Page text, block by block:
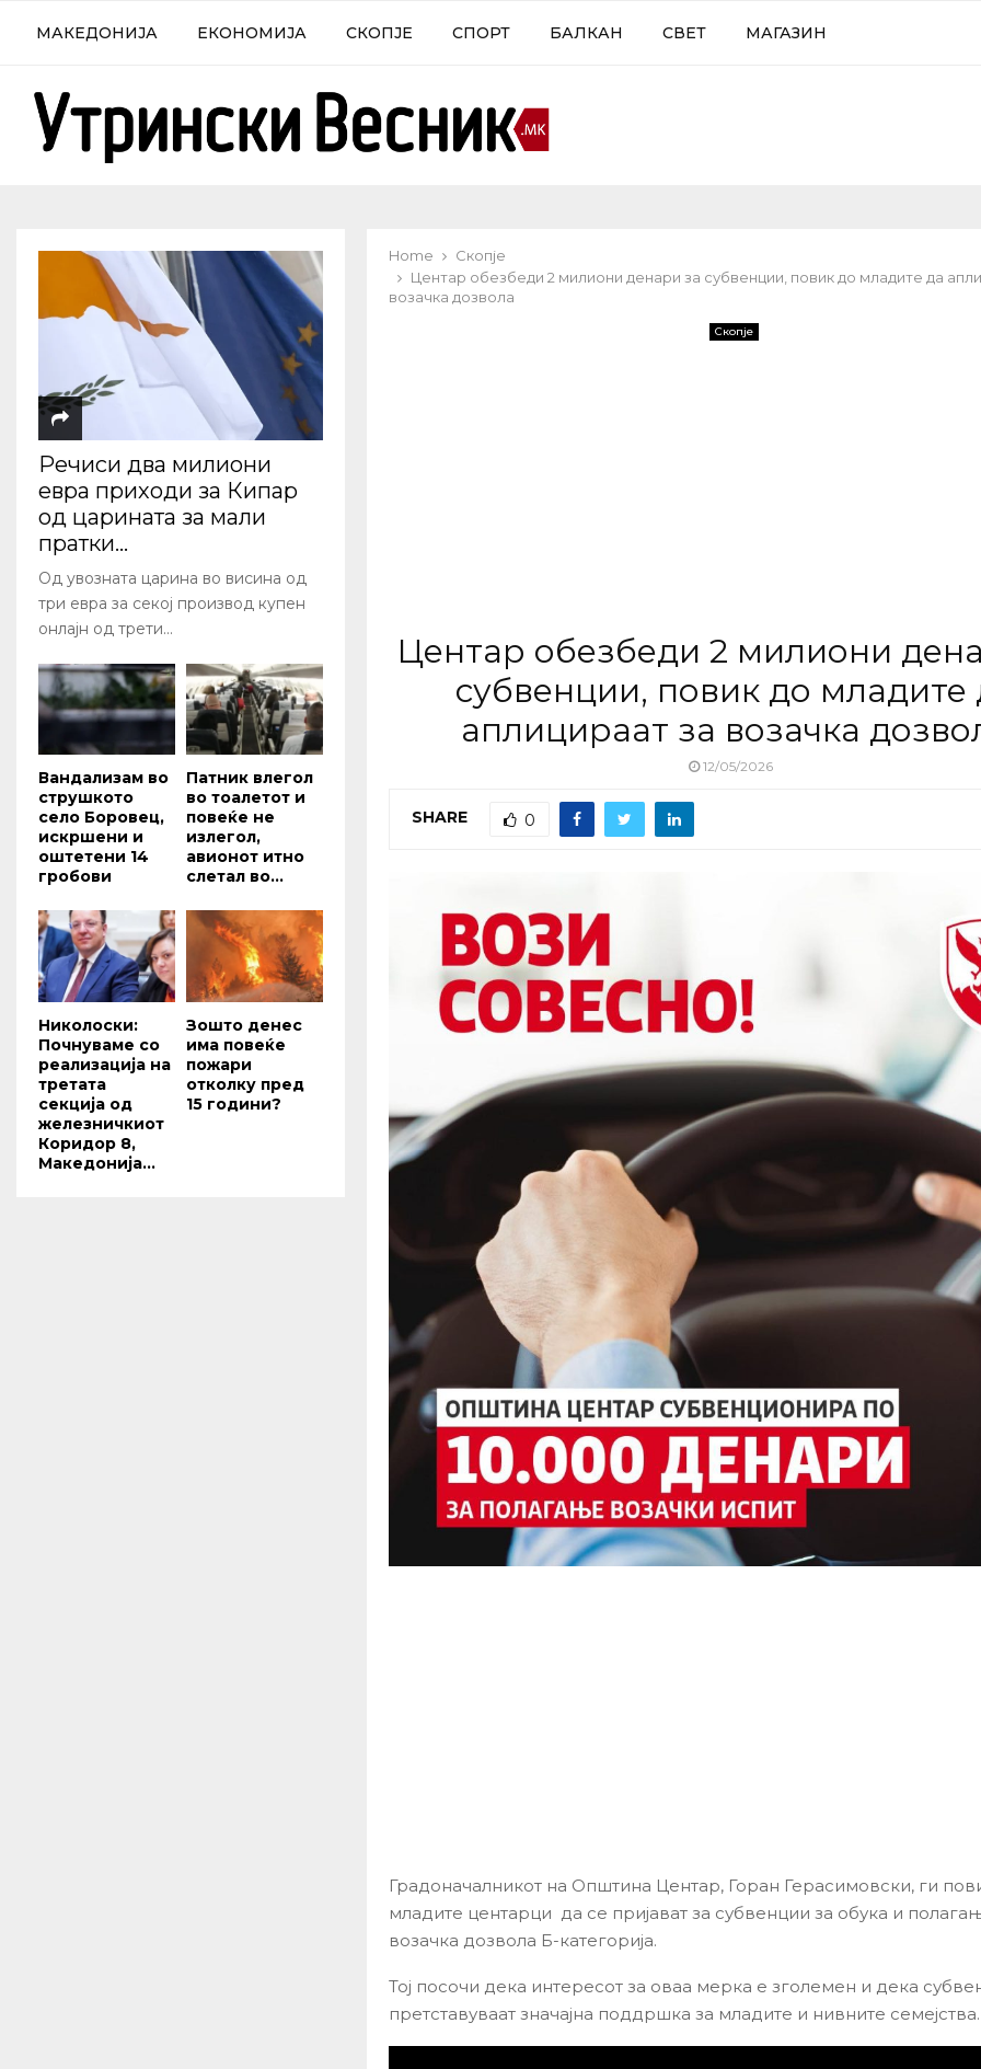
МАКЕДОНИЈА ЕКОНОМИЈА СКОПЈЕ СПОРТ БАЛКАН СВЕТ МАГАЗИН
Home
Скопје
Центар обезбеди 2 милиони денари за субвенции, повик до младите да
возачка дозвола
Скопје
Центар обезбеди 2 милиони
субвенции, повик до младите
аплицираат за возачка
12/05/2026
SHARE 0
Градоначалникот на Општина Центар, Горан Герасимовски, ги
младите центарци да се пријават за субвенции за обука и
возачка дозвола Б-категорија.
Тој посочи дека интересот за оваа мерка е зголемен и дека
претставуваат значајна поддршка за младите и нивните семејства.
Речиси два милиони
евра приходи за Кипар
од царината за мали
пратки...
Од увозната царина во висина од
три евра за секој производ купен
онлајн од трети...
Вандализам во
струшкото
село Боровец,
искршени и
оштетени 14
гробови
Патник влегол
во тоалетот и
повеќе не
излегол,
авионот итно
слетал во...
Николоски:
Почнуваме со
реализација на
третата
секција од
железничкиот
Коридор 8,
Македонија...
Зошто денес
има повеќе
пожари
отколку пред
15 години?